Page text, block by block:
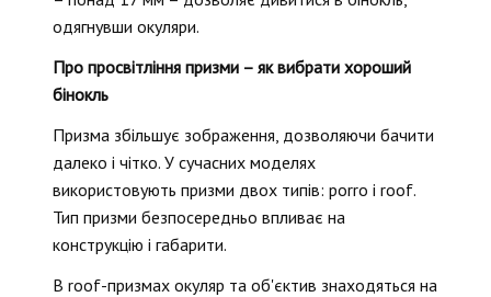
одягнувши окуляри.
Про просвітління призми – як вибрати хороший
бінокль
Призма збільшує зображення, дозволяючи бачити
далеко і чітко. У сучасних моделях
використовують призми двох типів: porro і roof.
Тип призми безпосередньо впливає на
конструкцію і габарити.
В roof-призмах окуляр та об'єктив знаходяться на